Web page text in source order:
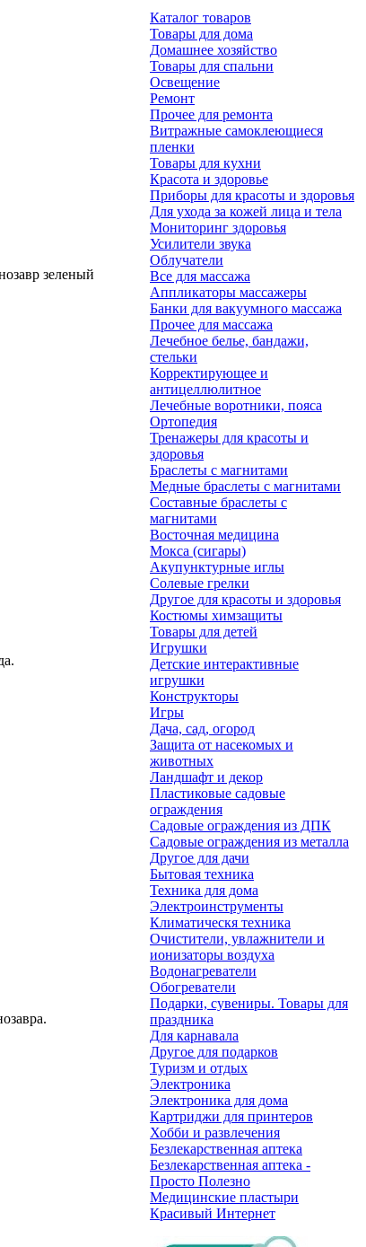
зеленый
Каталог товаров
Товары для дома
Домашнее хозяйство
Товары для спальни
Освещение
Ремонт
Прочее для ремонта
Витражные самоклеющиеся
пленки
Товары для кухни
Красота и здоровье
Приборы для красоты и здоровья
Для ухода за кожей лица и тела
Мониторинг здоровья
Усилители звука
Облучатели
Все для массажа
Аппликаторы массажеры
Банки для вакуумного массажа
Прочее для массажа
Лечебное белье, бандажи,
стельки
Корректирующее и
антицеллюлитное
Лечебные воротники, пояса
Ортопедия
Тренажеры для красоты и
здоровья
Браслеты с магнитами
Медные браслеты с магнитами
Составные браслеты с
магнитами
Восточная медицина
Мокса (сигары)
Акупунктурные иглы
Солевые грелки
Другое для красоты и здоровья
Костюмы химзащиты
Товары для детей
Игрушки
Детские интерактивные
игрушки
Конструкторы
Игры
Дача, сад, огород
Защита от насекомых и
животных
Ландшафт и декор
Пластиковые садовые
ограждения
Садовые ограждения из ДПК
Садовые ограждения из металла
Другое для дачи
Бытовая техника
Техника для дома
Электроинструменты
Климатическя техника
Очистители, увлажнители и
ионизаторы воздуха
Водонагреватели
Обогреватели
Подарки, сувениры. Товары для
праздника
Для карнавала
Другое для подарков
Туризм и отдых
Электроника
Электроника для дома
Картриджи для принтеров
Хобби и развлечения
Безлекарственная аптека
Безлекарственная аптека -
Просто Полезно
Медицинские пластыри
Красивый Интернет